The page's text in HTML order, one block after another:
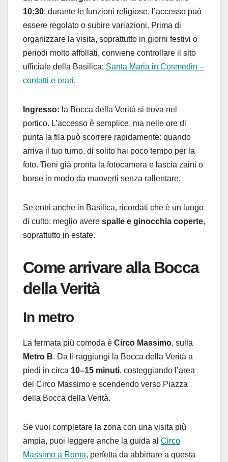
10:30: durante le funzioni religiose, l’accesso può
essere regolato o subire variazioni. Prima di
organizzare la visita, soprattutto in giorni festivi o
periodi molto affollati, conviene controllare il sito
ufficiale della Basilica: Santa Maria in Cosmedin –
contatti e orari.
Ingresso: la Bocca della Verità si trova nel
portico. L’accesso è semplice, ma nelle ore di
punta la fila può scorrere rapidamente: quando
arriva il tuo turno, di solito hai poco tempo per la
foto. Tieni già pronta la fotocamera e lascia zaini o
borse in modo da muoverti senza rallentare.
Se entri anche in Basilica, ricordati che è un luogo
di culto: meglio avere spalle e ginocchia coperte,
soprattutto in estate.
Come arrivare alla Bocca
della Verità
In metro
La fermata più comoda è Circo Massimo, sulla
Metro B. Da lì raggiungi la Bocca della Verità a
piedi in circa 10–15 minuti, costeggiando l’area
del Circo Massimo e scendendo verso Piazza
della Bocca della Verità.
Se vuoi completare la zona con una visita più
ampia, puoi leggere anche la guida al Circo
Massimo a Roma, perfetta da abbinare a questa